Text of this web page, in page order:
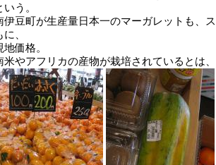
いう。
伊豆町が生産量日本一のマーガレットも、
に、
地価格。
米やアフリカの産物が栽培されているとは